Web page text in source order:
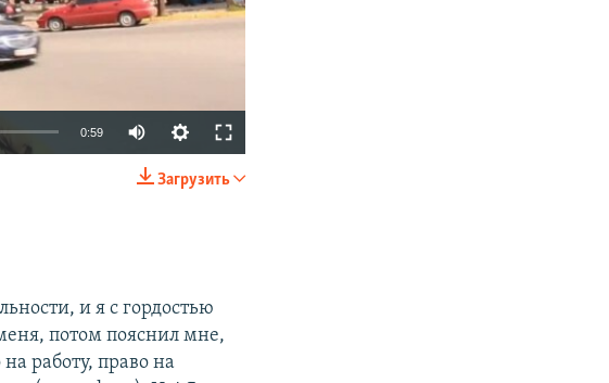
SHARE
0:59
Загрузить
и я с гордостью
потом пояснил мне,
работу, право на